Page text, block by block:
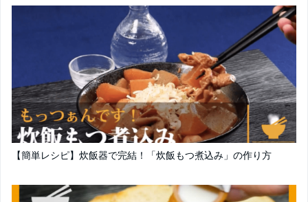
【簡単レシピ】炊飯器で完結！「炊飯もつ煮込み」の作り方